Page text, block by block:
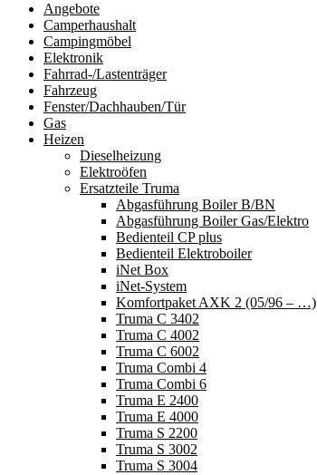
Angebote
Camperhaushalt
Campingmöbel
Elektronik
Fahrrad-/Lastenträger
Fahrzeug
Fenster/Dachhauben/Tür
Gas
Heizen
Dieselheizung
Elektroöfen
Ersatzteile Truma
Abgasführung Boiler B/BN
Abgasführung Boiler Gas/Elektro
Bedienteil CP plus
Bedienteil Elektroboiler
iNet Box
iNet-System
Komfortpaket AXK 2 (05/96 – …)
Truma C 3402
Truma C 4002
Truma C 6002
Truma Combi 4
Truma Combi 6
Truma E 2400
Truma E 4000
Truma S 2200
Truma S 3002
Truma S 3004